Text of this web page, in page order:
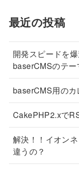
最近の投稿
開発スピードを
baserCMSのテー
baserCMS用の
CakePHP2.xで
解決！！イオン
違うの？